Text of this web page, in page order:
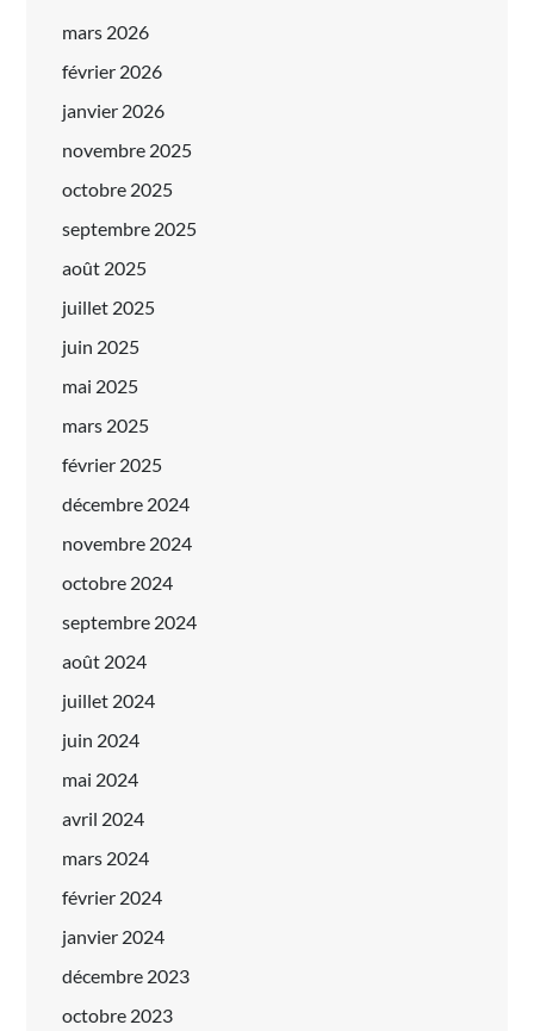
mars 2026
février 2026
janvier 2026
novembre 2025
octobre 2025
septembre 2025
août 2025
juillet 2025
juin 2025
mai 2025
mars 2025
février 2025
décembre 2024
novembre 2024
octobre 2024
septembre 2024
août 2024
juillet 2024
juin 2024
mai 2024
avril 2024
mars 2024
février 2024
janvier 2024
décembre 2023
octobre 2023